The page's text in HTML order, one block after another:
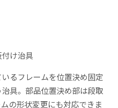
け治具
るフレームを位置決め固定
具。部品位置決め部は段取
の形状変更にも対応できま